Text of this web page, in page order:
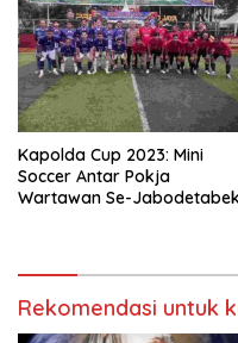
Kapolda Cup 2023: Mini
Soccer Antar Pokja
Wartawan Se-Jabodetabek
Rekomendasi untuk